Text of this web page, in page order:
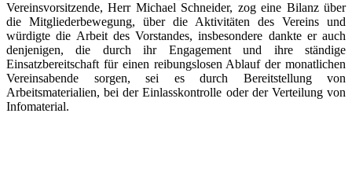
Vereinsvorsitzende, Herr Michael Schneider, zog eine Bilanz über
die Mitgliederbewegung, über die Aktivitäten des Vereins und
würdigte die Arbeit des Vorstandes, insbesondere dankte er auch
denjenigen, die durch ihr Engagement und ihre ständige
Einsatzbereitschaft für einen reibungslosen Ablauf der monatlichen
Vereinsabende sorgen, sei es durch Bereitstellung von
Arbeitsmaterialien, bei der Einlasskontrolle oder der Verteilung von
Infomaterial.